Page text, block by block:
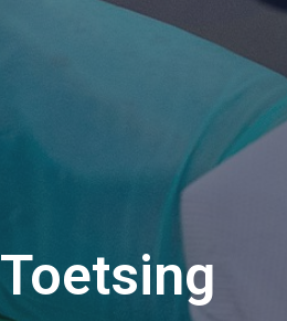
Toetsing